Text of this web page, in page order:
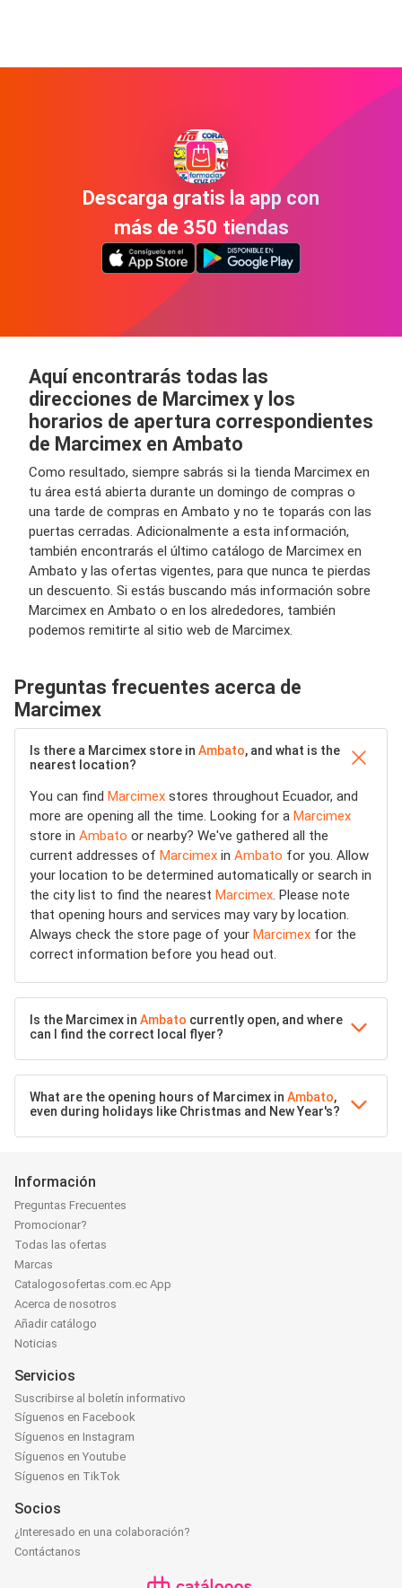
Descarga gratis la app con
más de 350 tiendas
Aquí encontrarás todas las
direcciones de Marcimex y los
horarios de apertura correspondientes
de Marcimex en Ambato
Como resultado, siempre sabrás si la tienda Marcimex en
tu área está abierta durante un domingo de compras o
una tarde de compras en Ambato y no te toparás con las
puertas cerradas. Adicionalmente a esta información,
también encontrarás el último catálogo de Marcimex en
Ambato y las ofertas vigentes, para que nunca te pierdas
un descuento. Si estás buscando más información sobre
Marcimex en Ambato o en los alrededores, también
podemos remitirte al sitio web de Marcimex.
Preguntas frecuentes acerca de
Marcimex
Is there a Marcimex store in Ambato, and what is the
nearest location?
You can find Marcimex stores throughout Ecuador, and
more are opening all the time. Looking for a Marcimex
store in Ambato or nearby? We've gathered all the
current addresses of Marcimex in Ambato for you. Allow
your location to be determined automatically or search in
the city list to find the nearest Marcimex. Please note
that opening hours and services may vary by location.
Always check the store page of your Marcimex for the
correct information before you head out.
Is the Marcimex in Ambato currently open, and where
can I find the correct local flyer?
What are the opening hours of Marcimex in Ambato,
even during holidays like Christmas and New Year's?
Información
Preguntas Frecuentes
Promocionar?
Todas las ofertas
Marcas
Catalogosofertas.com.ec App
Acerca de nosotros
Añadir catálogo
Noticias
Servicios
Suscribirse al boletín informativo
Síguenos en Facebook
Síguenos en Instagram
Síguenos en Youtube
Síguenos en TikTok
Socios
¿Interesado en una colaboración?
Contáctanos